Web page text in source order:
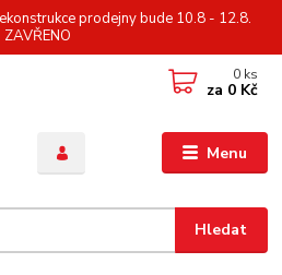
prodejny bude 10.8 - 12.8.
ZAVŘENO
Menu
Hledat
0 ks
za 0 Kč